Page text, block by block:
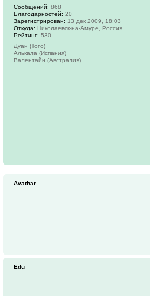
Сообщений: 868
Благодарностей: 20
Зарегистрирован: 13 дек 2009, 18:03
Откуда: Николаевск-на-Амуре, Россия
Рейтинг: 530
Дуан (Того)
Алькала (Испания)
Валентайн (Австралия)
Avathar
Edu